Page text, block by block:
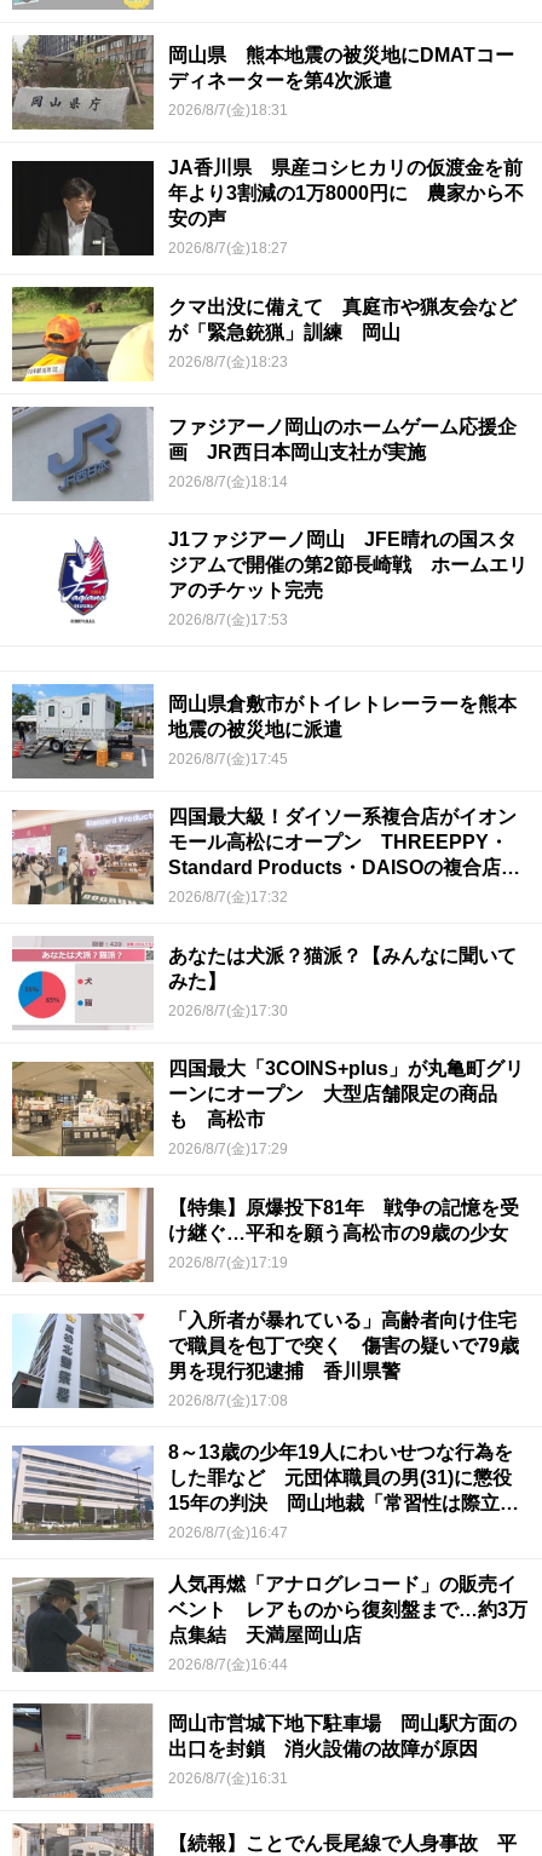
岡山県 熊本地震の被災地にDMATコー
ディネーターを第4次派遣
2026/8/7(金)18:31
JA香川県 県産コシヒカリの仮渡金を前
年より3割減の1万8000円に 農家から不
安の声
2026/8/7(金)18:27
クマ出没に備えて 真庭市や猟友会など
が「緊急銃猟」訓練 岡山
2026/8/7(金)18:23
ファジアーノ岡山のホームゲーム応援企
画 JR西日本岡山支社が実施
2026/8/7(金)18:14
J1ファジアーノ岡山 JFE晴れの国スタ
ジアムで開催の第2節長崎戦 ホームエリ
アのチケット完売
2026/8/7(金)17:53
岡山県倉敷市がトイレトレーラーを熊本
地震の被災地に派遣
2026/8/7(金)17:45
四国最大級！ダイソー系複合店がイオン
モール高松にオープン THREEPPY・
Standard Products・DAISOの複合店は
香川県初
2026/8/7(金)17:32
あなたは犬派？猫派？【みんなに聞いて
みた】
2026/8/7(金)17:30
四国最大「3COINS+plus」が丸亀町グリ
ーンにオープン 大型店舗限定の商品
も 高松市
2026/8/7(金)17:29
【特集】原爆投下81年 戦争の記憶を受
け継ぐ…平和を願う高松市の9歳の少女
2026/8/7(金)17:19
「入所者が暴れている」高齢者向け住宅
で職員を包丁で突く 傷害の疑いで79歳
男を現行犯逮捕 香川県警
2026/8/7(金)17:08
8～13歳の少年19人にわいせつな行為を
した罪など 元団体職員の男(31)に懲役
15年の判決 岡山地裁「常習性は際立っ
ていて被害結果も非常に重い」
2026/8/7(金)16:47
人気再燃「アナログレコード」の販売イ
ベント レアものから復刻盤まで…約3万
点集結 天満屋岡山店
2026/8/7(金)16:44
岡山市営城下地下駐車場 岡山駅方面の
出口を封鎖 消火設備の故障が原因
2026/8/7(金)16:31
【続報】ことでん長尾線で人身事故 平